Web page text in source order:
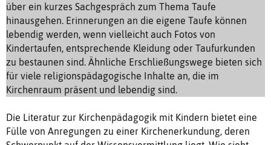
über ein kurzes Sachgespräch zum Thema Taufe
hinausgehen. Erinnerungen an die eigene Taufe können
lebendig werden, wenn vielleicht auch Fotos von
Kindertaufen, entsprechende Kleidung oder Taufurkunden
zu bestaunen sind. Ähnliche Erschließungswege bieten sich
für viele religionspädagogische Inhalte an, die im
Kirchenraum präsent und lebendig sind.
Die Literatur zur Kirchenpädagogik mit Kindern bietet eine
Fülle von Anregungen zu einer Kirchenerkundung, deren